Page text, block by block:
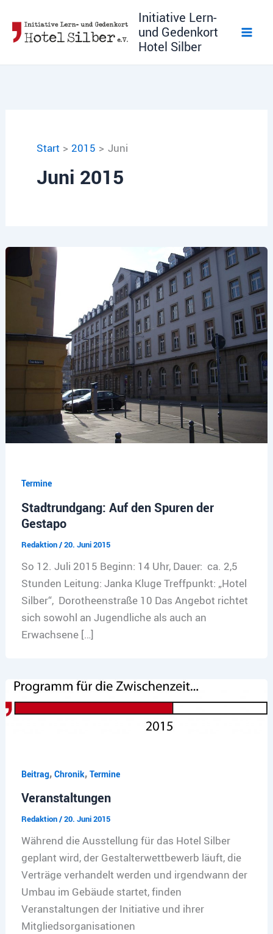
Inhalt
springen
Initiative Lern-
und Gedenkort
Hotel Silber
Start 2015 Juni
Juni 2015
Termine
Stadtrundgang: Auf den Spuren der
Gestapo
Redaktion/20. Juni 2015
So 12. Juli 2015 Beginn: 14 Uhr, Dauer: ca. 2,5
Stunden Leitung: Janka Kluge Treffpunkt: „Hotel
Silber“, Dorotheenstraße 10 Das Angebot richtet
sich sowohl an Jugendliche als auch an
Erwachsene […]
Beitrag, Chronik, Termine
Veranstaltungen
Redaktion/20. Juni 2015
Während die Ausstellung für das Hotel Silber
geplant wird, der Gestalterwettbewerb läuft, die
Verträge verhandelt werden und irgendwann der
Umbau im Gebäude startet, finden
Veranstaltungen der Initiative und ihrer
Mitgliedsorganisationen